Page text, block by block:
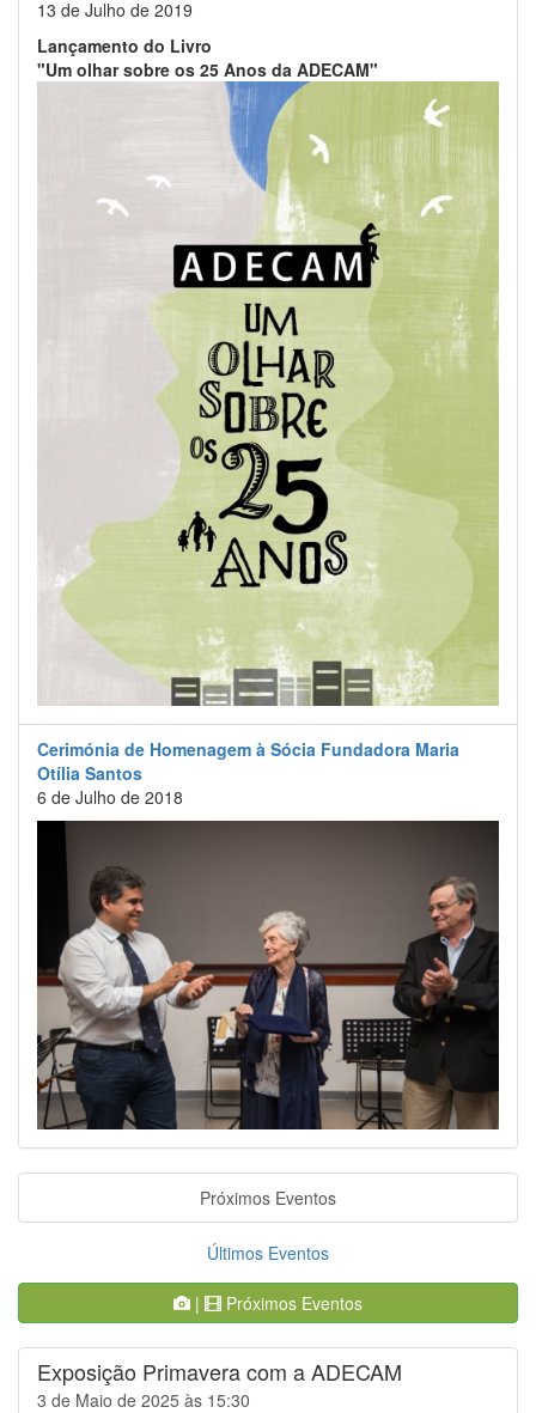
13 de Julho de 2019
Lançamento do Livro
"Um olhar sobre os 25 Anos da ADECAM"
Cerimónia de Homenagem à Sócia Fundadora Maria
Otília Santos
6 de Julho de 2018
Próximos Eventos
Últimos Eventos
| Próximos Eventos
Exposição Primavera com a ADECAM
3 de Maio de 2025 às 15:30